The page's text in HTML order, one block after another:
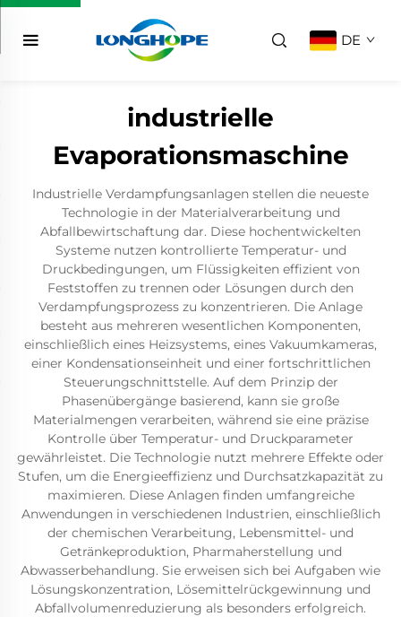
DE
industrielle
Evaporationsmaschine
Industrielle Verdampfungsanlagen stellen die neueste
Technologie in der Materialverarbeitung und
Abfallbewirtschaftung dar. Diese hochentwickelten
Systeme nutzen kontrollierte Temperatur- und
Druckbedingungen, um Flüssigkeiten effizient von
Feststoffen zu trennen oder Lösungen durch den
Verdampfungsprozess zu konzentrieren. Die Anlage
besteht aus mehreren wesentlichen Komponenten,
einschließlich eines Heizsystems, eines Vakuumkameras,
einer Kondensationseinheit und einer fortschrittlichen
Steuerungschnittstelle. Auf dem Prinzip der
Phasenübergänge basierend, kann sie große
Materialmengen verarbeiten, während sie eine präzise
Kontrolle über Temperatur- und Druckparameter
gewährleistet. Die Technologie nutzt mehrere Effekte oder
Stufen, um die Energieeffizienz und Durchsatzkapazität zu
maximieren. Diese Anlagen finden umfangreiche
Anwendungen in verschiedenen Industrien, einschließlich
der chemischen Verarbeitung, Lebensmittel- und
Getränkeproduktion, Pharmaherstellung und
Abwasserbehandlung. Sie erweisen sich bei Aufgaben wie
Lösungskonzentration, Lösemittelrückgewinnung und
Abfallvolumenreduzierung als besonders erfolgreich.